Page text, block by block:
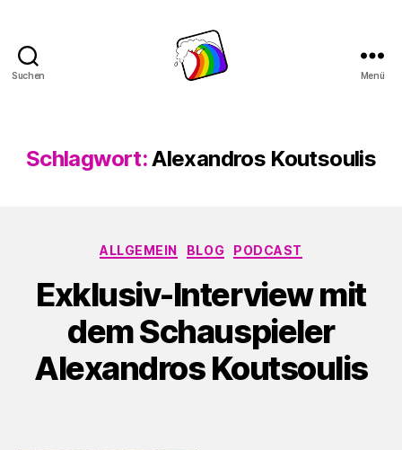
Suchen Menü
Schlagwort:Alexandros Koutsoulis
Kategorien
ALLGEMEIN BLOG PODCAST
Exklusiv-Interview mit
dem Schauspieler
Alexandros Koutsoulis